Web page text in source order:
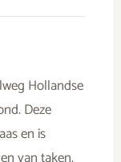
Hollandse
Deze
en is